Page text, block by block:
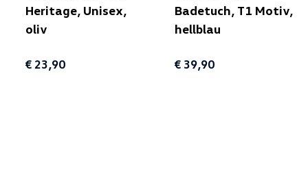
Heritage, Unisex,
oliv
€ 23,90
Badetuch, T1 Motiv,
hellblau
€ 39,90